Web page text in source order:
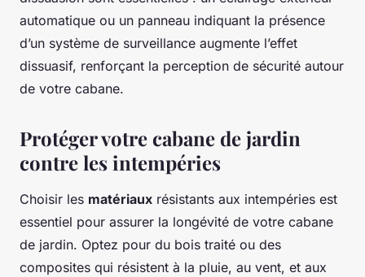
automatique ou un panneau indiquant la présence
d’un système de surveillance augmente l’effet
dissuasif, renforçant la perception de sécurité autour
de votre cabane.
Protéger votre cabane de jardin
contre les intempéries
Choisir les matériaux résistants aux intempéries est
essentiel pour assurer la longévité de votre cabane
de jardin. Optez pour du bois traité ou des
composites qui résistent à la pluie, au vent, et aux